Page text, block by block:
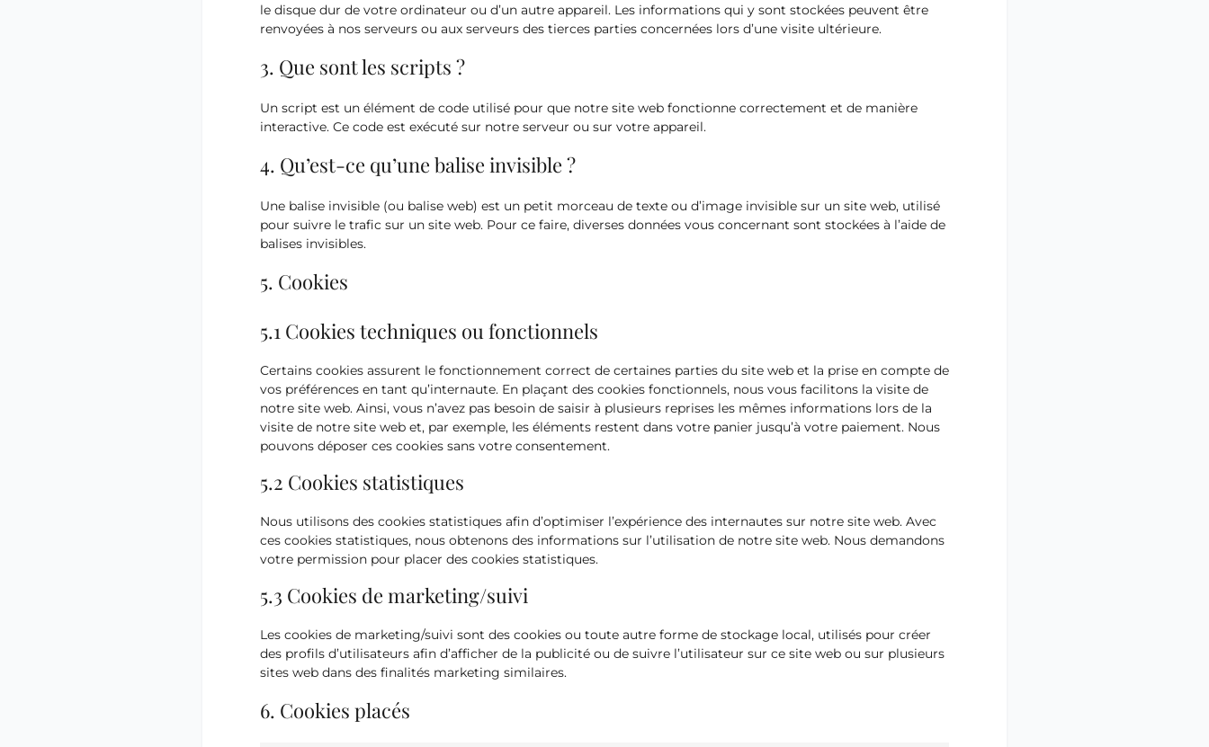
le disque dur de votre ordinateur ou d’un autre appareil. Les informations qui y sont stockées peuvent être
renvoyées à nos serveurs ou aux serveurs des tierces parties concernées lors d’une visite ultérieure.
3. Que sont les scripts ?
Un script est un élément de code utilisé pour que notre site web fonctionne correctement et de manière
interactive. Ce code est exécuté sur notre serveur ou sur votre appareil.
4. Qu’est-ce qu’une balise invisible ?
Une balise invisible (ou balise web) est un petit morceau de texte ou d’image invisible sur un site web, utilisé
pour suivre le trafic sur un site web. Pour ce faire, diverses données vous concernant sont stockées à l’aide de
balises invisibles.
5. Cookies
5.1 Cookies techniques ou fonctionnels
Certains cookies assurent le fonctionnement correct de certaines parties du site web et la prise en compte de
vos préférences en tant qu’internaute. En plaçant des cookies fonctionnels, nous vous facilitons la visite de
notre site web. Ainsi, vous n’avez pas besoin de saisir à plusieurs reprises les mêmes informations lors de la
visite de notre site web et, par exemple, les éléments restent dans votre panier jusqu’à votre paiement. Nous
pouvons déposer ces cookies sans votre consentement.
5.2 Cookies statistiques
Nous utilisons des cookies statistiques afin d’optimiser l’expérience des internautes sur notre site web. Avec
ces cookies statistiques, nous obtenons des informations sur l’utilisation de notre site web. Nous demandons
votre permission pour placer des cookies statistiques.
5.3 Cookies de marketing/suivi
Les cookies de marketing/suivi sont des cookies ou toute autre forme de stockage local, utilisés pour créer
des profils d’utilisateurs afin d’afficher de la publicité ou de suivre l’utilisateur sur ce site web ou sur plusieurs
sites web dans des finalités marketing similaires.
6. Cookies placés